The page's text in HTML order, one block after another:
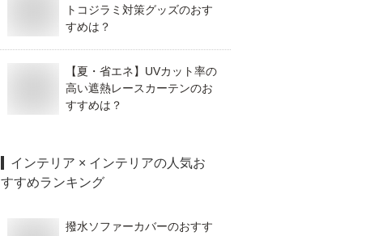
トコジラミ対策グッズのおす
すめは？
【夏・省エネ】UVカット率の
高い遮熱レースカーテンのお
すすめは？
インテリア × インテリアの人気お
すすめランキング
撥水ソファーカバーのおすす